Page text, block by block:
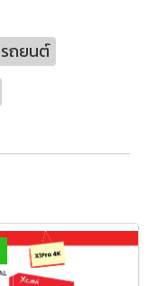
ถยนต์